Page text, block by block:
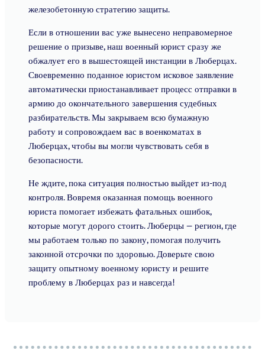
железобетонную стратегию защиты.
Если в отношении вас уже вынесено неправомерное
решение о призыве, наш военный юрист сразу же
обжалует его в вышестоящей инстанции в Люберцах.
Своевременно поданное юристом исковое заявление
автоматически приостанавливает процесс отправки в
армию до окончательного завершения судебных
разбирательств. Мы закрываем всю бумажную
работу и сопровождаем вас в военкоматах в
Люберцах, чтобы вы могли чувствовать себя в
безопасности.
Не ждите, пока ситуация полностью выйдет из-под
контроля. Вовремя оказанная помощь военного
юриста помогает избежать фатальных ошибок,
которые могут дорого стоить. Люберцы — регион, где
мы работаем только по закону, помогая получить
законной отсрочки по здоровью. Доверьте свою
защиту опытному военному юристу и решите
проблему в Люберцах раз и навсегда!